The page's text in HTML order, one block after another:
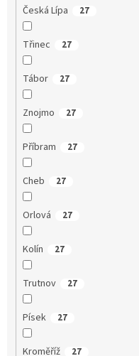
Česká Lípa 27
Třinec 27
Tábor 27
Znojmo 27
Příbram 27
Cheb 27
Orlová 27
Kolín 27
Trutnov 27
Písek 27
Kroměříž 27